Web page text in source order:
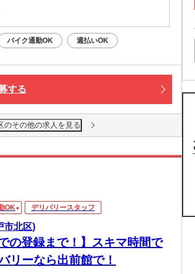
バイク通勤OK 週払いOK
する
のその他の求人を見る
OK デリバリースタッフ
市北区)
の登録まで！】スキマ時間で
リーなら出前館で！